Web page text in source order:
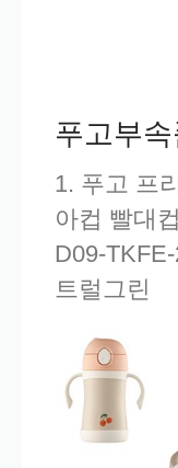
푸고부속
1. 푸고 프
아컵 빨대
D09-
트럴그린